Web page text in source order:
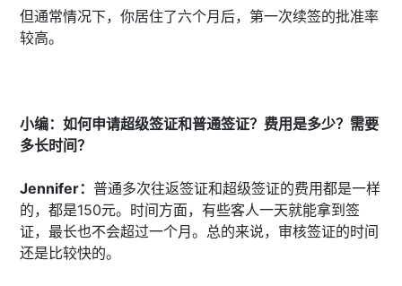
但通常情况下，你居住了六个月后，第一次续签的批准率
较高。
小编：如何申请超级签证和普通签证？费用是多少？需要
多长时间？
Jennifer： 普通多次往返签证和超级签证的费用都是一样
的，都是150元。时间方面，有些客人一天就能拿到签
证，最长也不会超过一个月。总的来说，审核签证的时间
还是比较快的。